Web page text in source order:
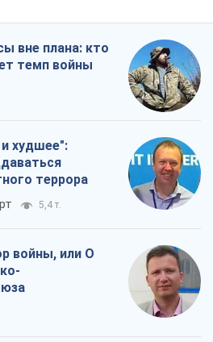
вне плана: кто
темп войны
худшее":
террора
5,4 т.
войны, или О